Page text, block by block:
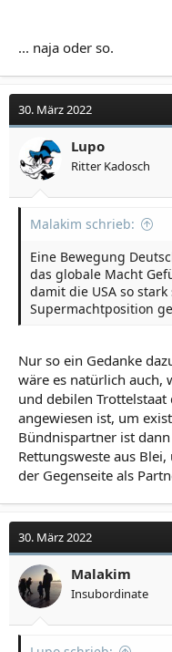
... naja oder so.
30. März 2022
Lupo
Ritter Kadosch
Malakim schrieb:
Eine Bewegung
das globale Macht
damit die USA so
Supermachtposition
Nur so ein Gedanke
wäre es natürlich auch,
und debilen
angewiesen ist, um
Bündnispartner ist
Rettungsweste aus
der Gegenseite als
30. März 2022
Malakim
Insubordinate